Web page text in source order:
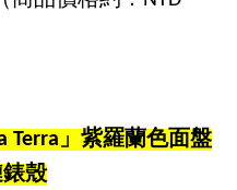
Terra」紫羅蘭色面盤
殼